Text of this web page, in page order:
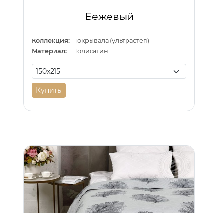
Бежевый
Коллекция: Покрывала (ультрастеп)
Материал:
Полисатин
Купить